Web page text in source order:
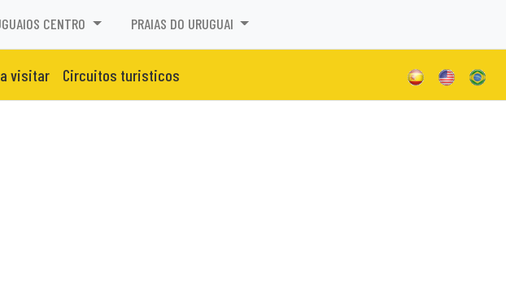
CENTRO PRAIAS DO URUGUAI
visitar Circuitos turisticos